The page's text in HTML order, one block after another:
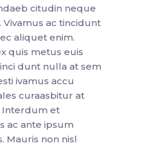
citudin neque
Vivamus ac tincidunt
aliquet enim.
quis metus euis
dunt nulla at sem
ivamus accu
curaasbitur at
et
ac ante ipsum
Mauris non nisl